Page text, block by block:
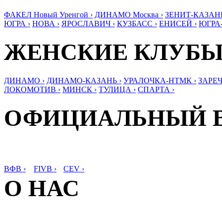
ФАКЕЛ Новый Уренгой › ДИНАМО Москва › ЗЕНИТ-
ЮГРА › НОВА › ЯРОСЛАВИЧ › КУЗБАСС › ЕНИСЕЙ ›
ЖЕНСКИЕ
ДИНАМО › ДИНАМО-КАЗАНЬ › УРАЛОЧКА-НТМК ›
ЛОКОМОТИВ › МИНСК › ТУЛИЦА › СПАРТА ›
ОФИЦИАЛЬНЫЙ
ВФВ › FIVB › CEV ›
О НАС